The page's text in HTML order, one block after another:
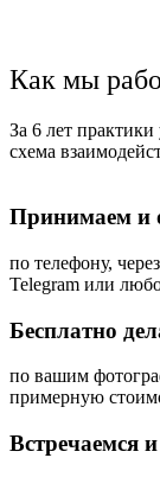
Как мы
За 6 лет
схема
Принимаем и
по телефону,
Telegram или
Бесплатно
по вашим
примерную
Встречаемся